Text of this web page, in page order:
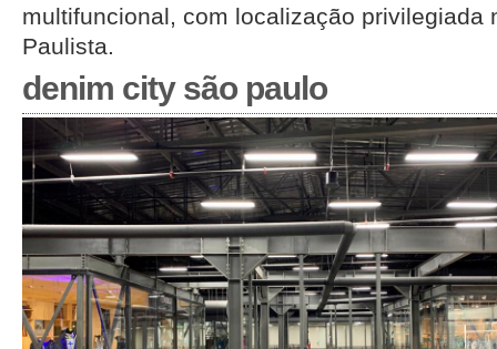
multifuncional, com localização privilegiada
Paulista.
denim city são paulo